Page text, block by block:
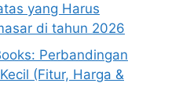
yang Harus
di tahun 2026
Perbandingan
(Fitur, Harga &